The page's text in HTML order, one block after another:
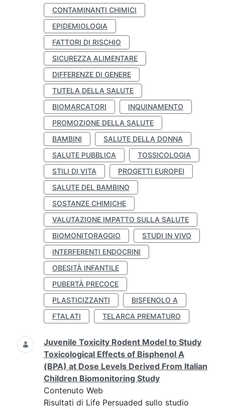
CONTAMINANTI CHIMICI
EPIDEMIOLOGIA
FATTORI DI RISCHIO
SICUREZZA ALIMENTARE
DIFFERENZE DI GENERE
TUTELA DELLA SALUTE
BIOMARCATORI
INQUINAMENTO
PROMOZIONE DELLA SALUTE
BAMBINI
SALUTE DELLA DONNA
SALUTE PUBBLICA
TOSSICOLOGIA
STILI DI VITA
PROGETTI EUROPEI
SALUTE DEL BAMBINO
SOSTANZE CHIMICHE
VALUTAZIONE IMPATTO SULLA SALUTE
BIOMONITORAGGIO
STUDI IN VIVO
INTERFERENTI ENDOCRINI
OBESITÀ INFANTILE
PUBERTÀ PRECOCE
PLASTICIZZANTI
BISFENOLO A
FTALATI
TELARCA PREMATURO
Juvenile Toxicity Rodent Model to Study
Toxicological Effects of Bisphenol A
(BPA) at Dose Levels Derived From Italian
Children Biomonitoring Study
Contenuto Web
Risultati di Life Persuaded sullo studio